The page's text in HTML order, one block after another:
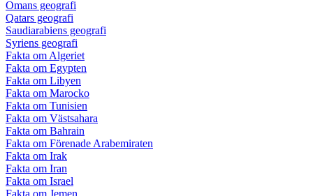
Omans geografi
Qatars geografi
Saudiarabiens geografi
Syriens geografi
Fakta om Algeriet
Fakta om Egypten
Fakta om Libyen
Fakta om Marocko
Fakta om Tunisien
Fakta om Västsahara
Fakta om Bahrain
Fakta om Förenade Arabemiraten
Fakta om Irak
Fakta om Iran
Fakta om Israel